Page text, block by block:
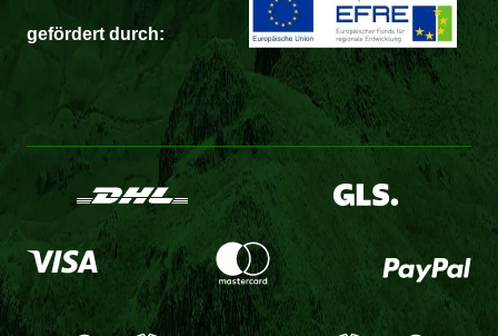
gefördert durch: